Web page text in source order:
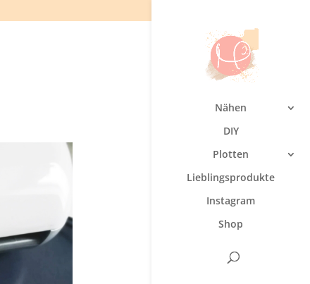
Nähen
DIY
Plotten
Lieblingsprodukte
Instagram
Shop